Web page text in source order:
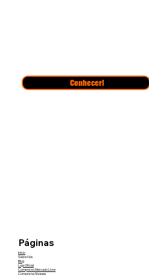
Conhecer!
Páginas
Início
Sobre Nós
Blog
Loja Oficial
Compre no Mercado Livre
Compre na Shopee